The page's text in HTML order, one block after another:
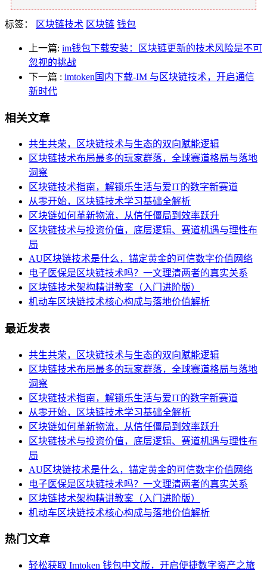
标签： 区块链技术 区块链 钱包
上一篇: im钱包下载安装：区块链更新的技术风险是不可
忽视的挑战
下一篇 : imtoken国内下载-IM 与区块链技术，开启通信
新时代
相关文章
共生共荣，区块链技术与生态的双向赋能逻辑
区块链技术布局最多的玩家群落，全球赛道格局与落地
洞察
区块链技术指南，解锁乐生活与爱IT的数字新赛道
从零开始，区块链技术学习基础全解析
区块链如何革新物流，从信任僵局到效率跃升
区块链技术与投资价值，底层逻辑、赛道机遇与理性布
局
AU区块链技术是什么，锚定黄金的可信数字价值网络
电子医保是区块链技术吗？一文理清两者的真实关系
区块链技术架构精讲教案（入门进阶版）
机动车区块链技术核心构成与落地价值解析
最近发表
共生共荣，区块链技术与生态的双向赋能逻辑
区块链技术布局最多的玩家群落，全球赛道格局与落地
洞察
区块链技术指南，解锁乐生活与爱IT的数字新赛道
从零开始，区块链技术学习基础全解析
区块链如何革新物流，从信任僵局到效率跃升
区块链技术与投资价值，底层逻辑、赛道机遇与理性布
局
AU区块链技术是什么，锚定黄金的可信数字价值网络
电子医保是区块链技术吗？一文理清两者的真实关系
区块链技术架构精讲教案（入门进阶版）
机动车区块链技术核心构成与落地价值解析
热门文章
轻松获取 Imtoken 钱包中文版，开启便捷数字资产之旅